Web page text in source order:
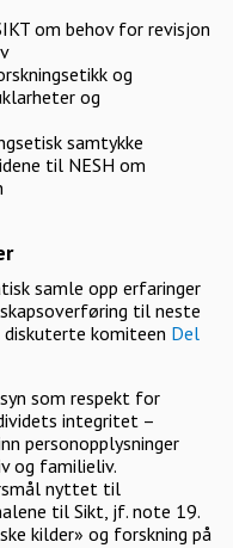
om behov for revisjon
og
og
samtykke
til NESH om
samle opp erfaringer
til neste
komiteen Del
som respekt for
integritet –
personopplysninger
og familieliv.
nyttet til
til Sikt, jf. note 19.
kilder» og forskning på